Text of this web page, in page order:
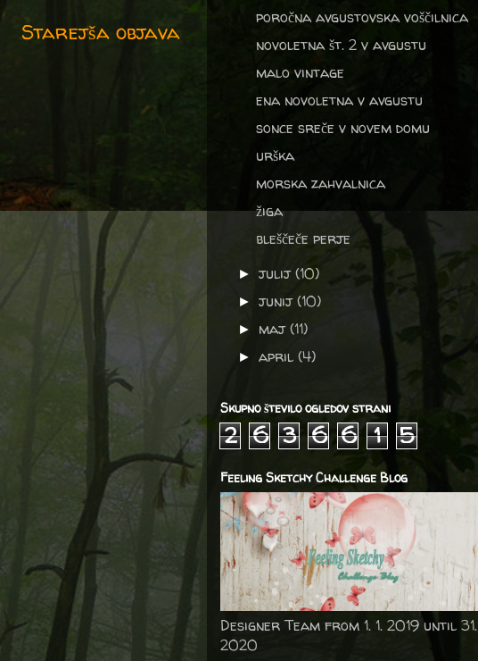
Starejša objava
poročna avgustovska voščilnica
novoletna št. 2 v avgustu
malo vintage
ena novoletna v avgustu
sonce sreče v novem domu
urška
morska zahvalnica
žiga
bleščeče perje
►julij(10)
►junij(10)
► maj(11)
►april(4)
Skupno število ogledov strani
2 6 3 6 6 1 5
Feeling Sketchy Challenge Blog
Designer Team from 1. 1. 2019 until
2020